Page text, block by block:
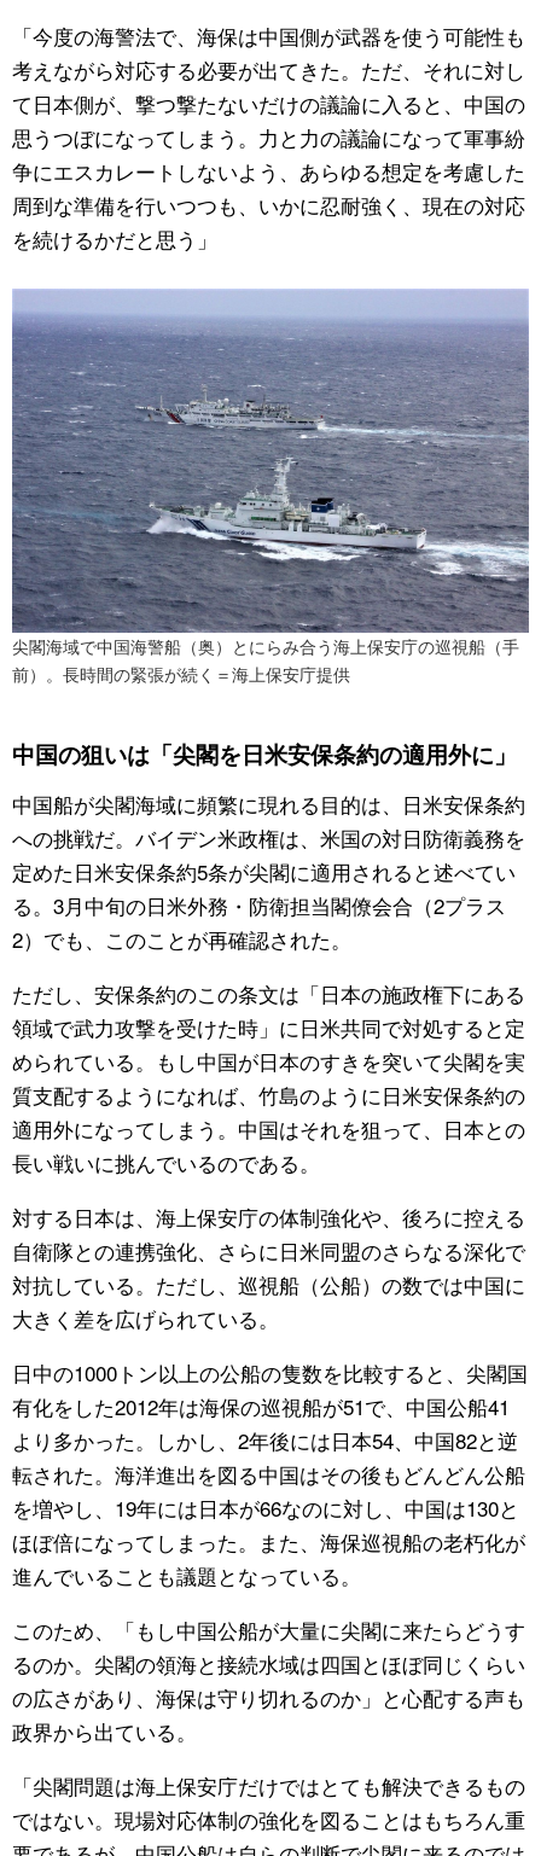
「今度の海警法で、海保は中国側が武器を使う可能性も
考えながら対応する必要が出てきた。ただ、それに対し
て日本側が、撃つ撃たないだけの議論に入ると、中国の
思うつぼになってしまう。力と力の議論になって軍事紛
争にエスカレートしないよう、あらゆる想定を考慮した
周到な準備を行いつつも、いかに忍耐強く、現在の対応
を続けるかだと思う」
尖閣海域で中国海警船（奥）とにらみ合う海上保安庁の巡視船（手
前）。長時間の緊張が続く＝海上保安庁提供
中国の狙いは「尖閣を日米安保条約の適用外に」
中国船が尖閣海域に頻繁に現れる目的は、日米安保条約
への挑戦だ。バイデン米政権は、米国の対日防衛義務を
定めた日米安保条約5条が尖閣に適用されると述べてい
る。3月中旬の日米外務・防衛担当閣僚会合（2プラス
2）でも、このことが再確認された。
ただし、安保条約のこの条文は「日本の施政権下にある
領域で武力攻撃を受けた時」に日米共同で対処すると定
められている。もし中国が日本のすきを突いて尖閣を実
質支配するようになれば、竹島のように日米安保条約の
適用外になってしまう。中国はそれを狙って、日本との
長い戦いに挑んでいるのである。
対する日本は、海上保安庁の体制強化や、後ろに控える
自衛隊との連携強化、さらに日米同盟のさらなる深化で
対抗している。ただし、巡視船（公船）の数では中国に
大きく差を広げられている。
日中の1000トン以上の公船の隻数を比較すると、尖閣国
有化をした2012年は海保の巡視船が51で、中国公船41
より多かった。しかし、2年後には日本54、中国82と逆
転された。海洋進出を図る中国はその後もどんどん公船
を増やし、19年には日本が66なのに対し、中国は130と
ほぼ倍になってしまった。また、海保巡視船の老朽化が
進んでいることも議題となっている。
このため、「もし中国公船が大量に尖閣に来たらどうす
るのか。尖閣の領海と接続水域は四国とほぼ同じくらい
の広さがあり、海保は守り切れるのか」と心配する声も
政界から出ている。
「尖閣問題は海上保安庁だけではとても解決できるもの
ではない。現場対応体制の強化を図ることはもちろん重